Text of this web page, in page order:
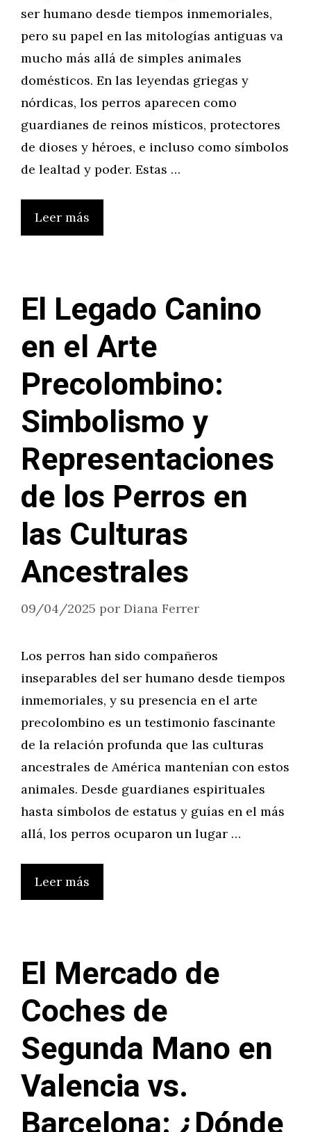
ser humano desde tiempos inmemoriales,
pero su papel en las mitologías antiguas va
mucho más allá de simples animales
domésticos. En las leyendas griegas y
nórdicas, los perros aparecen como
guardianes de reinos místicos, protectores
de dioses y héroes, e incluso como símbolos
de lealtad y poder. Estas …
Leer más
El Legado Canino
en el Arte
Precolombino:
Simbolismo y
Representaciones
de los Perros en
las Culturas
Ancestrales
09/04/2025 por Diana Ferrer
Los perros han sido compañeros
inseparables del ser humano desde tiempos
inmemoriales, y su presencia en el arte
precolombino es un testimonio fascinante
de la relación profunda que las culturas
ancestrales de América mantenían con estos
animales. Desde guardianes espirituales
hasta símbolos de estatus y guías en el más
allá, los perros ocuparon un lugar …
Leer más
El Mercado de
Coches de
Segunda Mano en
Valencia vs.